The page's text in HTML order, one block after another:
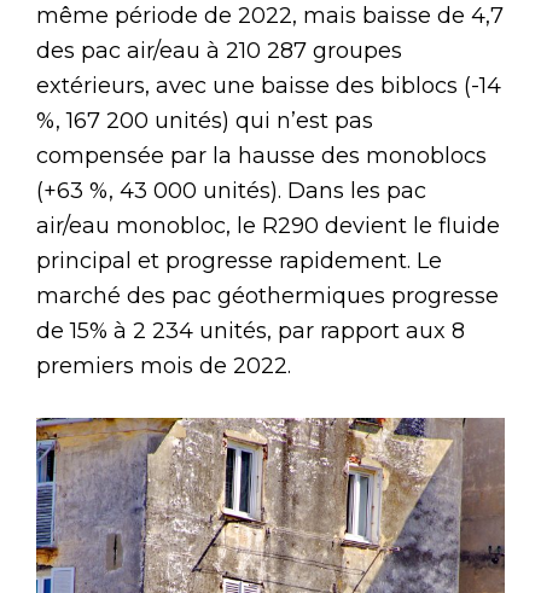
même période de 2022, mais baisse de 4,7
des pac air/eau à 210 287 groupes
extérieurs, avec une baisse des biblocs (-14
%, 167 200 unités) qui n’est pas
compensée par la hausse des monoblocs
(+63 %, 43 000 unités). Dans les pac
air/eau monobloc, le R290 devient le fluide
principal et progresse rapidement. Le
marché des pac géothermiques progresse
de 15% à 2 234 unités, par rapport aux 8
premiers mois de 2022.